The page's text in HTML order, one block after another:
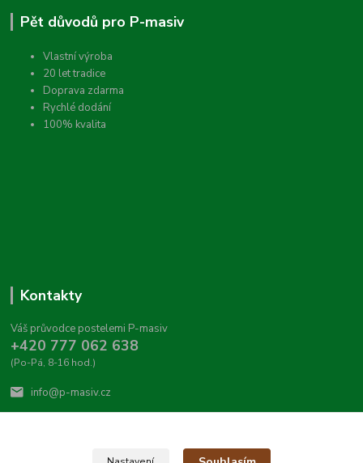
Pět důvodů pro P-masiv
Vlastní výroba
20 let tradice
Doprava zdarma
Rychlé dodání
100% kvalita
Kontakty
Váš průvodce postelemi P-masiv
+420 777 062 638
(Po-Pá, 8-16 hod.)
info@p-masiv.cz